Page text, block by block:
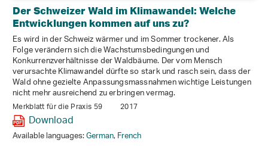
Der Schweizer Wald im Klimawandel: Welche
Entwicklungen kommen auf uns zu?
Es wird in der Schweiz wärmer und im Sommer trockener. Als
Folge verändern sich die Wachstumsbedingungen und
Konkurrenzverhältnisse der Waldbäume. Der vom Mensch
verursachte Klimawandel dürfte so stark und rasch sein, dass der
Wald ohne gezielte Anpassungsmassnahmen wichtige Leistungen
nicht mehr ausreichend zu erbringen vermag.
Merkblatt für die Praxis 59 2017
Download
Available languages:German,French